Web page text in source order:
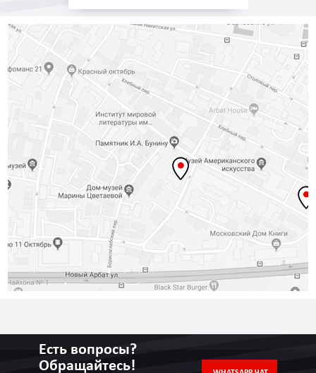
Есть вопросы?
Обращайтесь!